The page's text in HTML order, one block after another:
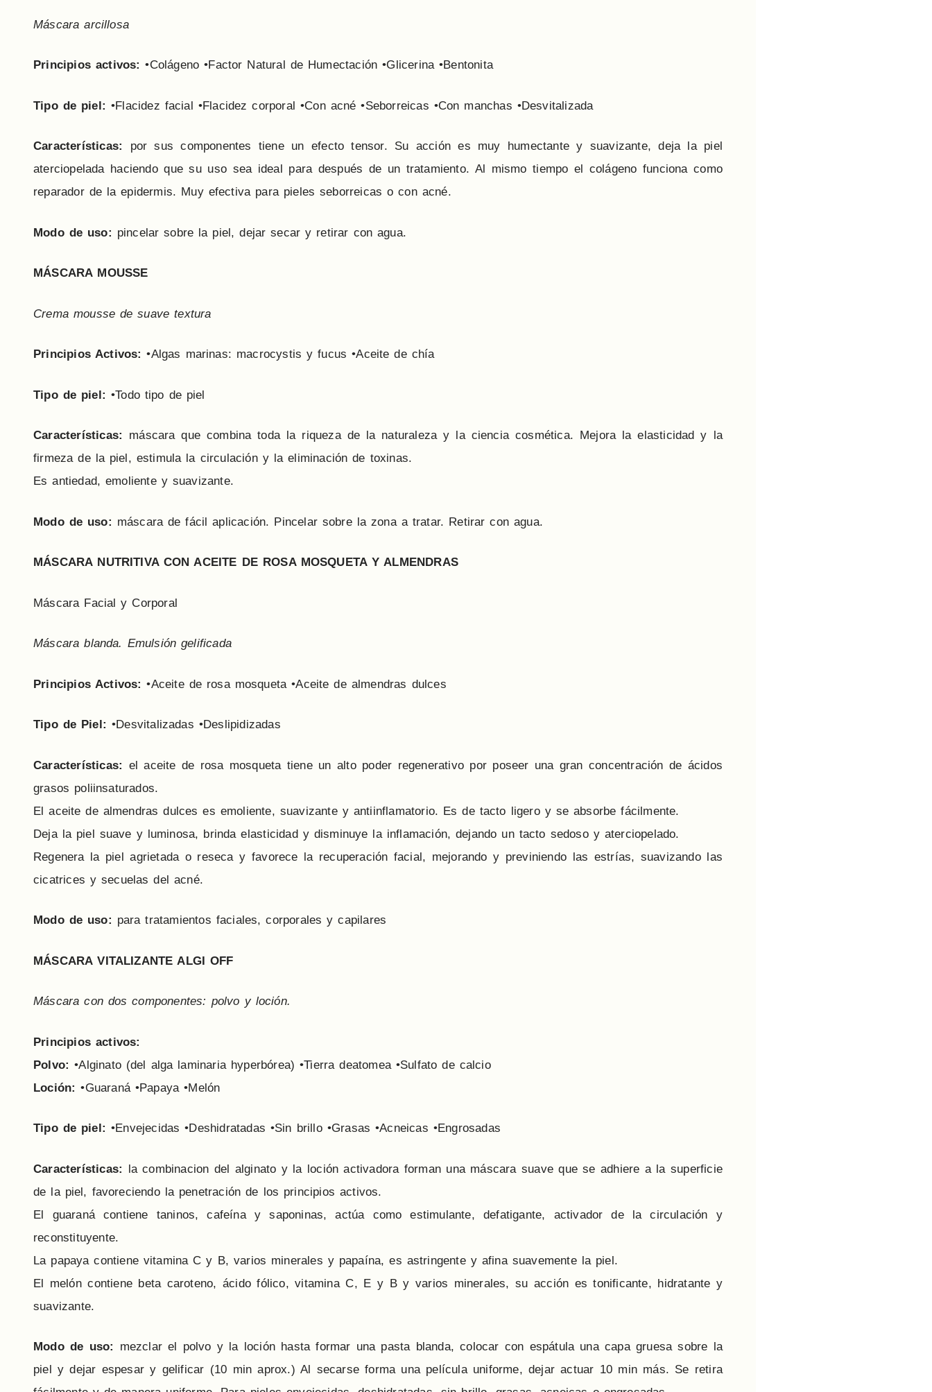
Máscara arcillosa
Principios activos:•Colágeno •Factor Natural de Humectación •Glicerina •Bentonita
Tipo de piel: •Flacidez facial •Flacidez corporal •Con acné •Seborreicas •Con manchas •Desvitalizada
Características:
por sus componentes tiene un efecto tensor. Su acción es muy humectante y suavizante, deja la piel
aterciopelada haciendo que su uso sea ideal para después de un tratamiento. Al mismo tiempo el colágeno funciona como
reparador de la epidermis. Muy efectiva para pieles seborreicas o con acné.
Modo de uso: pincelar sobre la piel, dejar secar y retirar con agua.
MÁSCARA MOUSSE
Crema mousse de suave textura
Principios Activos: •Algas marinas: macrocystis y fucus •Aceite de chía
Tipo de piel: •Todo tipo de piel
Características:
máscara que combina toda la riqueza de la naturaleza y la ciencia cosmética. Mejora la elasticidad y la
firmeza de la piel, estimula la circulación y la eliminación de toxinas.
Es antiedad, emoliente y suavizante.
Modo de uso: máscara de fácil aplicación. Pincelar sobre la zona a tratar. Retirar con agua.
MÁSCARA NUTRITIVA CON ACEITE DE ROSA MOSQUETA Y ALMENDRAS
Máscara Facial y Corporal
Máscara blanda. Emulsión gelificada
Principios Activos: •Aceite de rosa mosqueta •Aceite de almendras dulces
Tipo de Piel: •Desvitalizadas •Deslipidizadas
Características: el aceite de rosa mosqueta tiene un alto poder regenerativo por poseer una gran concentración de ácidos
grasos poliinsaturados.
El aceite de almendras dulces es emoliente, suavizante y antiinflamatorio. Es de tacto ligero y se absorbe fácilmente.
Deja la piel suave y luminosa, brinda elasticidad y disminuye la inflamación, dejando un tacto sedoso y aterciopelado.
Regenera la piel agrietada o reseca y favorece la recuperación facial, mejorando y previniendo las estrías, suavizando las
cicatrices y secuelas del acné.
Modo de uso: para tratamientos faciales, corporales y capilares
MÁSCARA VITALIZANTE ALGI OFF
Máscara con dos componentes: polvo y loción.
Principios activos:
Polvo: •Alginato (del alga laminaria hyperbórea) •Tierra deatomea •Sulfato de calcio
Loción: •Guaraná •Papaya •Melón
Tipo de piel: •Envejecidas •Deshidratadas •Sin brillo •Grasas •Acneicas •Engrosadas
Características: la combinacion del alginato y la loción activadora forman una máscara suave que se adhiere a la superficie
de la piel, favoreciendo la penetración de los principios activos.
El guaraná contiene taninos, cafeína y saponinas, actúa como estimulante, defatigante, activador de la circulación y
reconstituyente.
La papaya contiene vitamina C y B, varios minerales y papaína, es astringente y afina suavemente la piel.
El melón contiene beta caroteno, ácido fólico, vitamina C, E y B y varios minerales, su acción es tonificante, hidratante y
suavizante.
Modo de uso:
mezclar el polvo y la loción hasta formar una pasta blanda, colocar con espátula una capa gruesa sobre la
piel y dejar espesar y gelificar (10 min aprox.) Al secarse forma una película uniforme, dejar actuar 10 min más. Se retira